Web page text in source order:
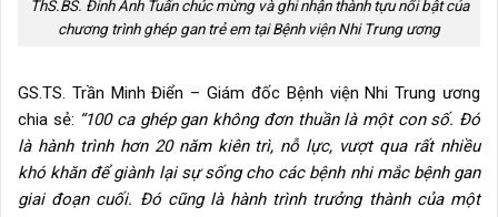
ThS.BS. Đinh Anh Tuấn chúc mừng và ghi nhận thành tựu nổi bật của
chương trình ghép gan trẻ em tại Bệnh viện Nhi Trung ương
GS.TS. Trần Minh Điển – Giám đốc Bệnh viện Nhi Trung ương
chia sẻ: “100 ca ghép gan không đơn thuần là một con số. Đó
là hành trình hơn 20 năm kiên trì, nỗ lực, vượt qua rất nhiều
khó khăn để giành lại sự sống cho các bệnh nhi mắc bệnh gan
giai đoạn cuối. Đó cũng là hành trình trưởng thành của một